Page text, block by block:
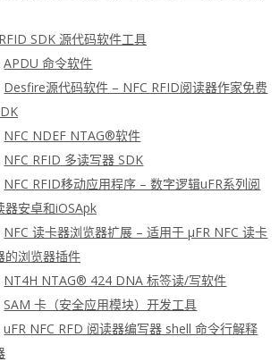
SDK 源代码软件工具
APDU 命令软件
Desfire源代码软件 – NFC RFID阅读器作家免费
NFC NDEF NTAG®软件
NFC RFID 多读写器 SDK
NFC RFID移动应用程序 – 数字逻辑uFR系列阅
器安卓和iOSApk
NFC 读卡器浏览器扩展 – 适用于 μFR NFC 读卡
的浏览器插件
NT4H NTAG® 424 DNA 标签读/写软件
SAM 卡（安全应用模块）开发工具
uFR NFC RFD 阅读器编写器 shell 命令行解释